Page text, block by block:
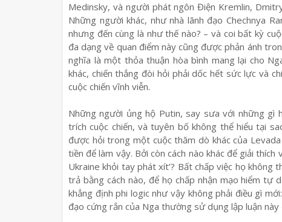
Medinsky, và người phát ngôn Điện Kremlin,
Những người khác, như nhà lãnh đạo Chechnya
nhưng đến cùng là như thế nào? – và coi bất kỳ
đa dạng về quan điểm này cũng được phản ánh
nghĩa là một thỏa thuận hòa bình mang lại cho
khác, chiến thắng đòi hỏi phải dốc hết sức lực và
cuộc chiến vĩnh viễn.
Những người ủng hộ Putin, say sưa với những
trích cuộc chiến, và tuyên bố không thể hiểu tại
được hỏi trong một cuộc thăm dò khác của
tiền để làm vậy. Bởi còn cách nào khác để giải
Ukraine khỏi tay phát xít’? Bất chấp việc họ
trả bằng cách nào, để họ chấp nhận mạo hiểm tự
khẳng định phi logic như vậy không phải điều gì
đạo cứng rắn của Nga thường sử dụng lập luận